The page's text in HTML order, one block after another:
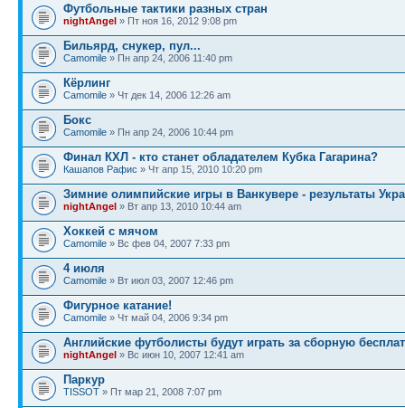
Футбольные тактики разных стран
nightAngel » Пт ноя 16, 2012 9:08 pm
Бильярд, снукер, пул...
Camomile » Пн апр 24, 2006 11:40 pm
Кёрлинг
Camomile » Чт дек 14, 2006 12:26 am
Бокс
Camomile » Пн апр 24, 2006 10:44 pm
Финал КХЛ - кто станет обладателем Кубка Гагарина?
Кашапов Рафис » Чт апр 15, 2010 10:20 pm
Зимние олимпийские игры в Ванкувере - результаты
nightAngel » Вт апр 13, 2010 10:44 am
Хоккей с мячом
Camomile » Вс фев 04, 2007 7:33 pm
4 июля
Camomile » Вт июл 03, 2007 12:46 pm
Фигурное катание!
Camomile » Чт май 04, 2006 9:34 pm
Английские футболисты будут играть за сборную
nightAngel » Вс июн 10, 2007 12:41 am
Паркур
TISSOT » Пт мар 21, 2008 7:07 pm